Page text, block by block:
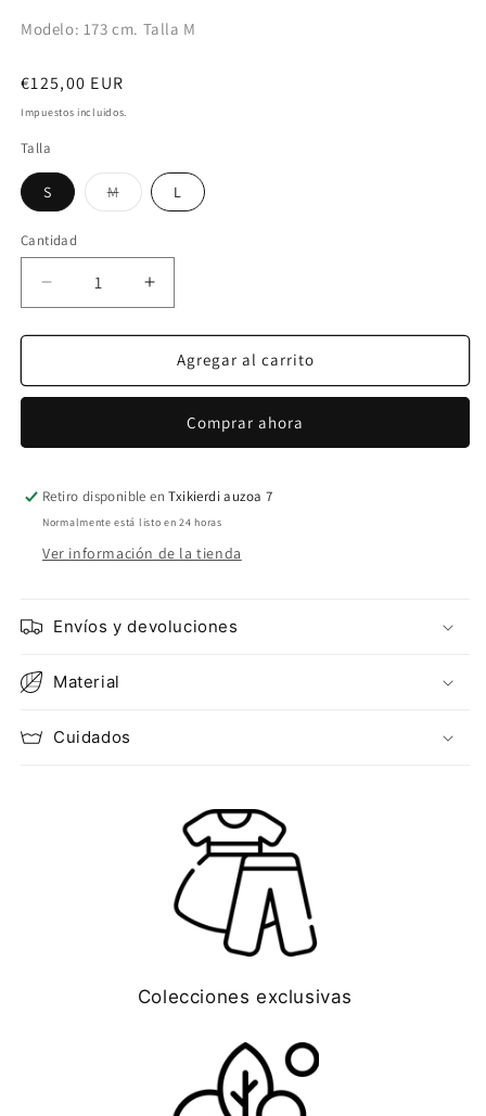
Modelo: 173 cm. Talla M
Precio
habitual
€125,00 EUR
Impuestos incluidos.
Talla
S MVariante
agotada
L
Cantidad
Reducir
cantidad
para
PANTALON
BEIGE
Aumentar
cantidad
para
DANIELA
PANTALON
PINZAS
BEIGE
Agregar al carrito
Comprar ahora
Retiro disponible enTxikierdi auzoa 7
Normalmente está listo en 24 horas
Ver información de la tienda
Envíos y devoluciones
Material
Cuidados
Colecciones exclusivas